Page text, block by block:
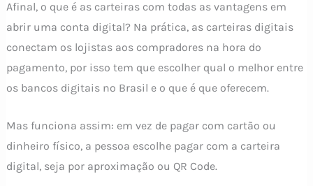
Afinal, o que é as carteiras com todas as vantagens em
abrir uma conta digital? Na prática, as carteiras digitais
conectam os lojistas aos compradores na hora do
pagamento, por isso tem que escolher qual o melhor entre
os bancos digitais no Brasil e o que é que oferecem.
Mas funciona assim: em vez de pagar com cartão ou
dinheiro físico, a pessoa escolhe pagar com a carteira
digital, seja por aproximação ou QR Code.